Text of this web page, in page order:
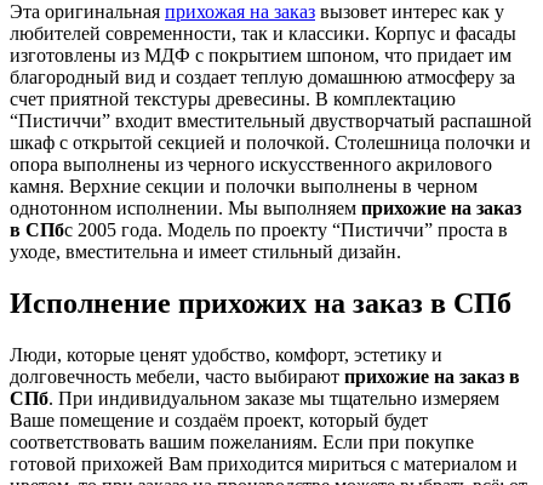
Эта оригинальная прихожая на заказ вызовет интерес как у
любителей современности, так и классики. Корпус и фасады
изготовлены из МДФ с покрытием шпоном, что придает им
благородный вид и создает теплую домашнюю атмосферу за
счет приятной текстуры древесины. В комплектацию
“Пистиччи” входит вместительный двустворчатый распашной
шкаф с открытой секцией и полочкой. Столешница полочки и
опора выполнены из черного искусственного акрилового
камня. Верхние секции и полочки выполнены в черном
однотонном исполнении. Мы выполняем прихожие на заказ
в СПбс 2005 года. Модель по проекту “Пистиччи” проста в
уходе, вместительна и имеет стильный дизайн.
Исполнение прихожих на заказ в СПб
Люди, которые ценят удобство, комфорт, эстетику и
долговечность мебели, часто выбирают прихожие на заказ в
СПб. При индивидуальном заказе мы тщательно измеряем
Ваше помещение и создаём проект, который будет
соответствовать вашим пожеланиям. Если при покупке
готовой прихожей Вам приходится мириться с материалом и